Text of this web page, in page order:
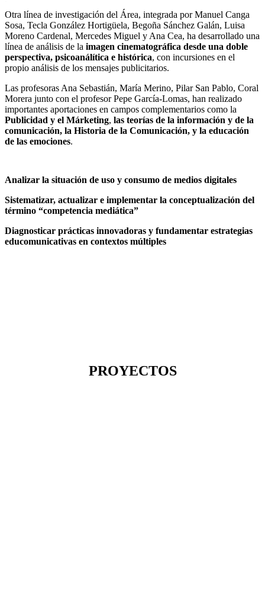
Otra línea de investigación del Área, integrada por Manuel Canga
Sosa, Tecla González Hortigüela, Begoña Sánchez Galán, Luisa
Moreno Cardenal, Mercedes Miguel y Ana Cea, ha desarrollado una
línea de análisis de la imagen cinematográfica desde una doble
perspectiva, psicoanálítica e histórica, con incursiones en el
propio análisis de los mensajes publicitarios.
Las profesoras Ana Sebastián, María Merino, Pilar San Pablo, Coral
Morera junto con el profesor Pepe García-Lomas, han realizado
importantes aportaciones en campos complementarios como la
Publicidad y el Márketing, las teorías de la información y de la
comunicación, la Historia de la Comunicación, y la educación
de las emociones.
Analizar la situación de uso y consumo de medios digitales
Sistematizar, actualizar e implementar la conceptualización del
término “competencia mediática”
Diagnosticar prácticas innovadoras y fundamentar estrategias
educomunicativas en contextos múltiples
PROYECTOS